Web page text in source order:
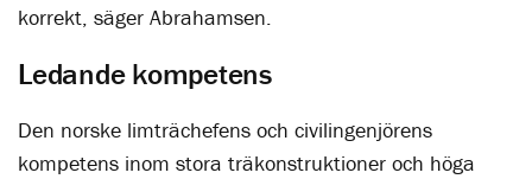
korrekt, säger Abrahamsen.
Ledande kompetens
Den norske limträchefens och civilingenjörens
kompetens inom stora träkonstruktioner och höga